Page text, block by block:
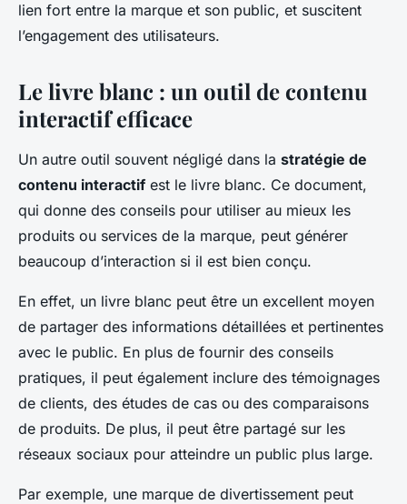
lien fort entre la marque et son public, et suscitent
l’engagement des utilisateurs.
Le livre blanc : un outil de contenu
interactif efficace
Un autre outil souvent négligé dans la stratégie de
contenu interactif est le livre blanc. Ce document,
qui donne des conseils pour utiliser au mieux les
produits ou services de la marque, peut générer
beaucoup d’interaction si il est bien conçu.
En effet, un livre blanc peut être un excellent moyen
de partager des informations détaillées et pertinentes
avec le public. En plus de fournir des conseils
pratiques, il peut également inclure des témoignages
de clients, des études de cas ou des comparaisons
de produits. De plus, il peut être partagé sur les
réseaux sociaux pour atteindre un public plus large.
Par exemple, une marque de divertissement peut